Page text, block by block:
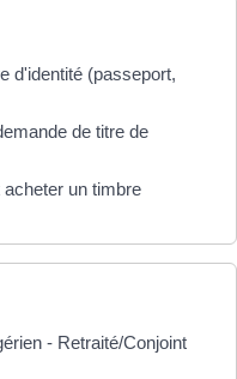
d'identité (passeport,
de titre de
un timbre
- Retraité/Conjoint